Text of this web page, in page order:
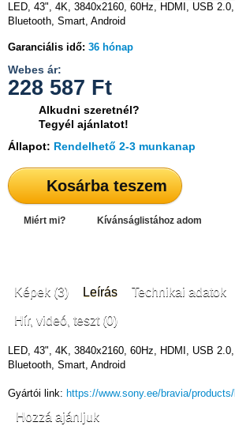
LED, 43", 4K, 3840x2160, 60Hz, HDMI, USB
Bluetooth, Smart, Android
Garanciális idő: 36 hónap
Webes ár:
228 587 Ft
Alkudni szeretnél?
Tegyél ajánlatot!
Állapot: Rendelhető 2-3 munkanap
Kosárba teszem
Miért mi? Kívánságlistához adom
Képek (3) Leírás Technikai adatok
Hír, videó, teszt (0)
LED, 43", 4K, 3840x2160, 60Hz, HDMI, USB
Bluetooth, Smart, Android
Gyártói link: https://www.sony.ee/bravia/
Hozzá ajánljuk